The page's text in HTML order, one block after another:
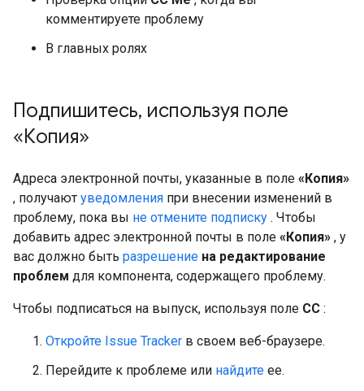
комментируете проблему
В главных ролях
Подпишитесь, используя поле
«Копия»
Адреса электронной почты, указанные в поле «Копия»
, получают уведомления при внесении изменений в
проблему, пока вы не отмените подписку . Чтобы
добавить адрес электронной почты в поле «Копия» , у
вас должно быть разрешение на редактирование
проблем для компонента, содержащего проблему.
Чтобы подписаться на выпуск, используя поле CC :
Откройте Issue Tracker в своем веб-браузере.
Перейдите к проблеме или найдите ее.